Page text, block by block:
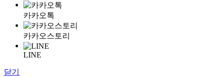
카카오톡
카카오스토리
LINE
닫기